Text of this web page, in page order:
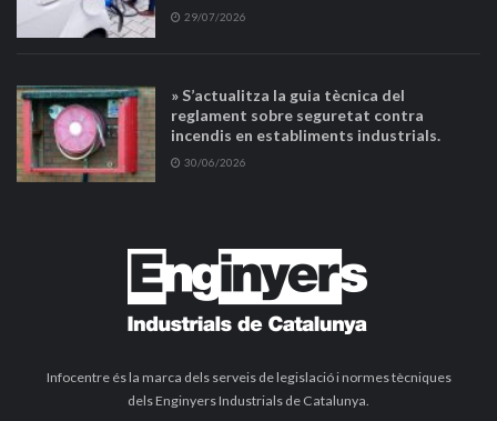
29/07/2026
» S’actualitza la guia tècnica del
reglament sobre seguretat contra
incendis en establiments industrials.
30/06/2026
Infocentre és la marca dels serveis de legislació i normes tècniques
dels Enginyers Industrials de Catalunya.